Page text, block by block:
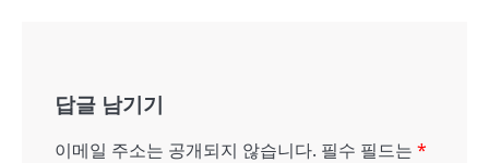
답글 남기기
이메일 주소는 공개되지 않습니다. 필수 필드는 *